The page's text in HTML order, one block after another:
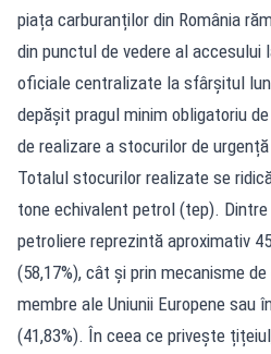
piața carburanților din România
din punctul de vedere al
oficiale centralizate la sfârșitul
depășit pragul minim obligatoriu
de realizare a stocurilor de urgență
Totalul stocurilor realizate se
tone echivalent petrol (tep).
petroliere reprezintă aproximativ
(58,17%), cât și prin mecanisme
membre ale Uniunii Europene sau
(41,83%). În ceea ce privește